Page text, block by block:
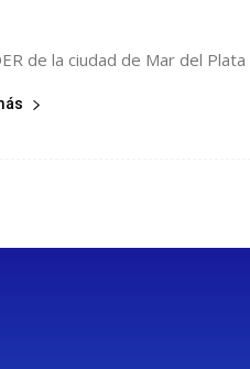
de la ciudad de Mar del